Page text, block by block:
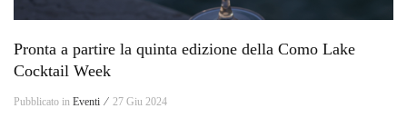
Pronta a partire la quinta edizione della Como Lake
Cocktail Week
Pubblicato in Eventi ⁄ 27 Giu 2024